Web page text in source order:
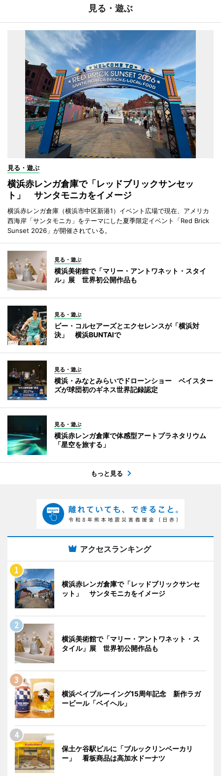
見る・遊ぶ
見る・遊ぶ
横浜赤レンガ倉庫で「レッドブリックサンセッ
ト」 サンタモニカをイメージ
横浜赤レンガ倉庫（横浜市中区新港1）イベント広場で現在、アメリカ
西海岸「サンタモニカ」をテーマにした夏季限定イベント「Red Brick
Sunset 2026」が開催されている。
見る・遊ぶ
横浜美術館で「マリー・アントワネット・スタイ
ル」展 世界初公開作品も
見る・遊ぶ
ビー・コルセアーズとエクセレンスが「横浜対
決」 横浜BUNTAIで
見る・遊ぶ
横浜・みなとみらいでドローンショー ベイスター
ズが球団初のギネス世界記録認定
見る・遊ぶ
横浜赤レンガ倉庫で体感型アートプラネタリウム
「星空を旅する」
もっと見る
アクセスランキング
横浜赤レンガ倉庫で「レッドブリックサンセ
ット」 サンタモニカをイメージ
横浜美術館で「マリー・アントワネット・ス
タイル」展 世界初公開作品も
横浜ベイブルーイング15周年記念 新作ラガ
ービール「ベイヘル」
保土ケ谷駅ビルに「ブルックリンベーカリ
ー」 看板商品は高加水ドーナツ